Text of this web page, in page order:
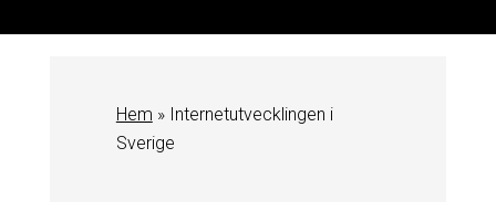
Hem » Internetutvecklingen i
Sverige